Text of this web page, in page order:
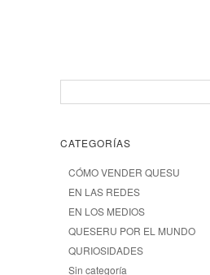
CATEGORÍAS
CÓMO VENDER QUESU
EN LAS REDES
EN LOS MEDIOS
QUESERU POR EL MUNDO
QURIOSIDADES
Sin categoría